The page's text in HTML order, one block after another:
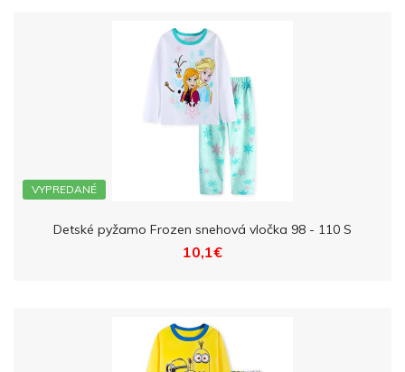
VYPREDANÉ
Detské pyžamo Frozen snehová vločka 98 - 110 S
10,1€